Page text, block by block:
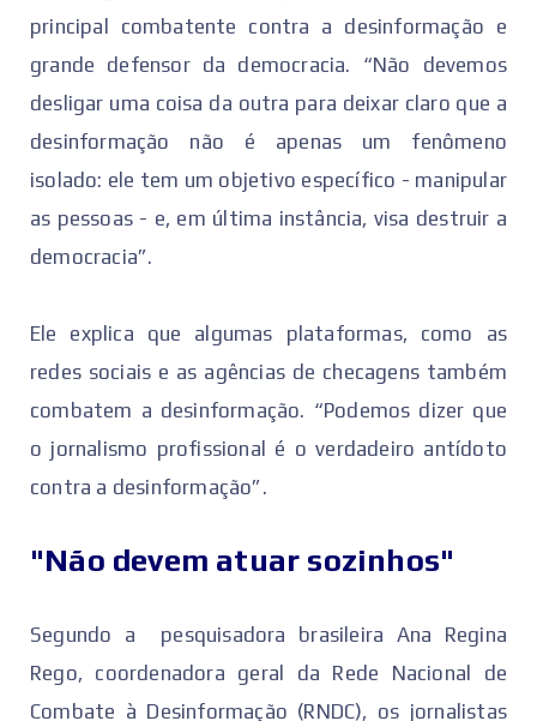
principal combatente contra a desinformação e
grande defensor da democracia. “Não devemos
desligar uma coisa da outra para deixar claro que a
desinformação não é apenas um fenômeno
isolado: ele tem um objetivo específico - manipular
as pessoas - e, em última instância, visa destruir a
democracia”.
Ele explica que algumas plataformas, como as
redes sociais e as agências de checagens também
combatem a desinformação. “Podemos dizer que
o jornalismo profissional é o verdadeiro antídoto
contra a desinformação”.
"Não devem atuar sozinhos"
Segundo a pesquisadora brasileira Ana Regina
Rego, coordenadora geral da Rede Nacional de
Combate à Desinformação (RNDC), os jornalistas